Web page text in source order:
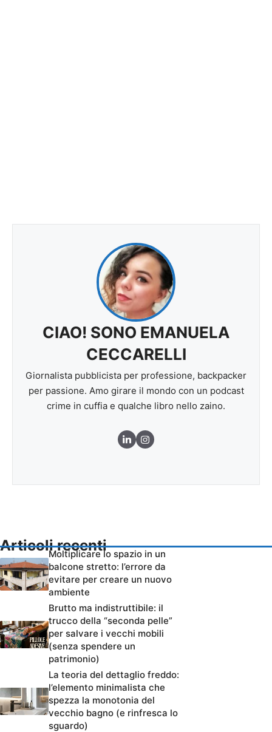
CIAO! SONO EMANUELA
CECCARELLI
Giornalista pubblicista per professione, backpacker
per passione. Amo girare il mondo con un podcast
crime in cuffia e qualche libro nello zaino.
Articoli recenti
Moltiplicare lo spazio in un
balcone stretto: l’errore da
evitare per creare un nuovo
ambiente
Brutto ma indistruttibile: il
trucco della “seconda pelle”
per salvare i vecchi mobili
(senza spendere un
patrimonio)
La teoria del dettaglio freddo:
l’elemento minimalista che
spezza la monotonia del
vecchio bagno (e rinfresca lo
sguardo)